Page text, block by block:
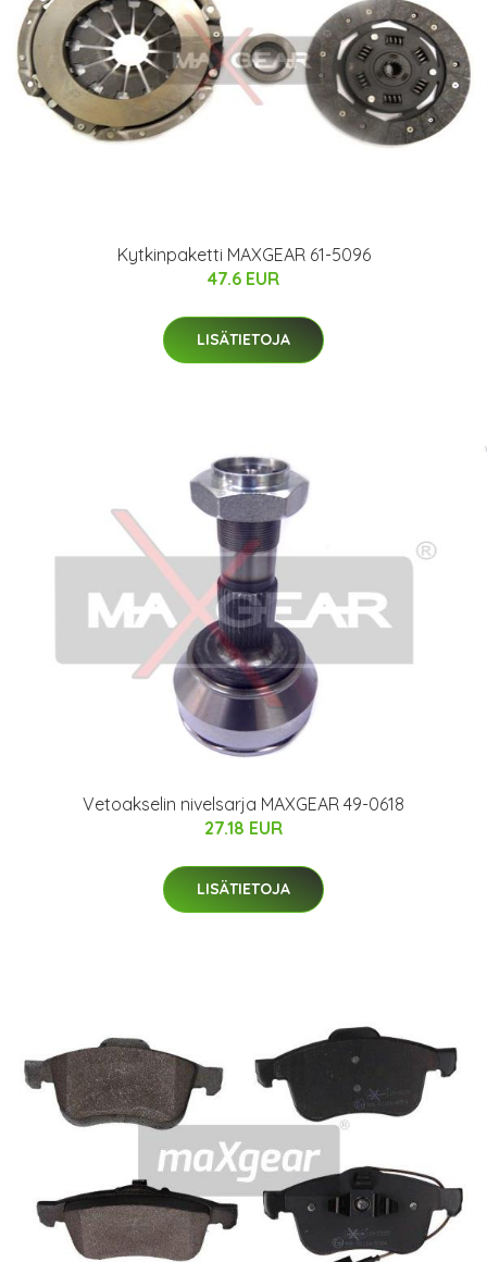
Kytkinpaketti MAXGEAR 61-5096
47.6 EUR
LISÄTIETOJA
Vetoakselin nivelsarja MAXGEAR 49-0618
27.18 EUR
LISÄTIETOJA